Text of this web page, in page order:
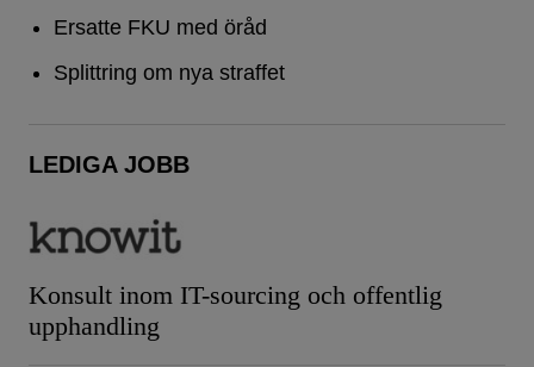
Ersatte FKU med öråd
Splittring om nya straffet
LEDIGA JOBB
Konsult inom IT-sourcing och offentlig
upphandling